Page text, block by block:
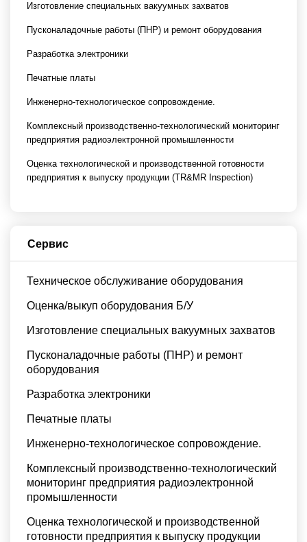
Изготовление специальных вакуумных захватов
Пусконаладочные работы (ПНР) и ремонт оборудования
Разработка электроники
Печатные платы
Инженерно-технологическое сопровождение.
Комплексный производственно-технологический мониторинг
предприятия радиоэлектронной промышленности
Оценка технологической и производственной готовности
предприятия к выпуску продукции (TR&MR Inspection)
Сервис
Техническое обслуживание оборудования
Оценка/выкуп оборудования Б/У
Изготовление специальных вакуумных захватов
Пусконаладочные работы (ПНР) и ремонт
оборудования
Разработка электроники
Печатные платы
Инженерно-технологическое сопровождение.
Комплексный производственно-технологический
мониторинг предприятия радиоэлектронной
промышленности
Оценка технологической и производственной
готовности предприятия к выпуску продукции